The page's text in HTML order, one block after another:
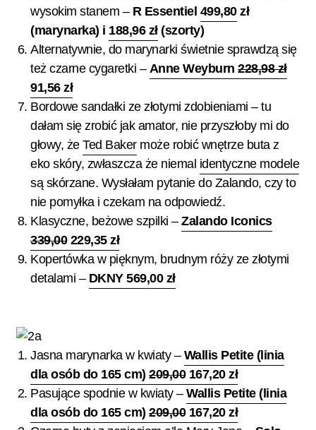
wysokim stanem – R Essentiel 499,80zł
(marynarka) i 188,96 zł(szorty)
Alternatywnie, do marynarki świetnie sprawdzą się
też czarne cygaretki – Anne Weyburn 228,98 zł
91,56 zł
Bordowe sandałki ze złotymi zdobieniami – tu
dałam się zrobić jak amator, nie przyszłoby mi do
głowy, że Ted Bakermoże robić wnętrze buta z
eko skóry, zwłaszcza że niemal identyczne modele
są skórzane. Wysłałam pytanie do Zalando, czy to
nie pomyłka i czekam na odpowiedź.
Klasyczne, beżowe szpilki – Zalando Iconics
339,00229,35 zł
Kopertówka w pięknym, brudnym róży ze złotymi
detalami – DKNY 569,00 zł
Jasna marynarka w kwiaty – Wallis Petite (linia
dla osób do 165 cm) 209,00167,20 zł
Pasujące spodnie w kwiaty – Wallis Petite (linia
dla osób do 165 cm) 209,00167,20 zł